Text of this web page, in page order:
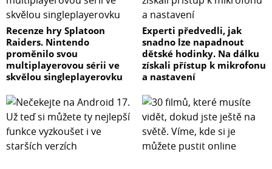
Recenze hry Splatoon
Raiders. Nintendo
proměnilo svou
multiplayerovou sérii ve
skvělou singleplayerovku
Experti předvedli, jak
snadno lze napadnout
dětské hodinky. Na dálku
získali přístup k mikrofonu
a nastavení